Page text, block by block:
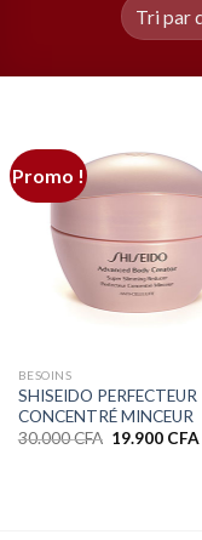
Promo !
BESOINS
SHISEIDO PERFECTEUR
CONCENTRÉ MINCEUR
30.000CFA Le
19.900 CFA